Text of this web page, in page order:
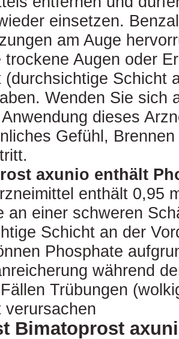
einsetzen.
am Auge
trockene Augen oder
(durchsichtige Schicht
Wenden Sie sich
dieses
Gefühl,
axunio enthält
enthält 0,95
an einer schweren
Schicht an der
Phosphate
während
Trübungen
verursachen
Bimatoprost